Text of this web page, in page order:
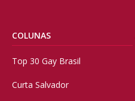
COLUNAS
Top 30 Gay Brasil
Curta Salvador